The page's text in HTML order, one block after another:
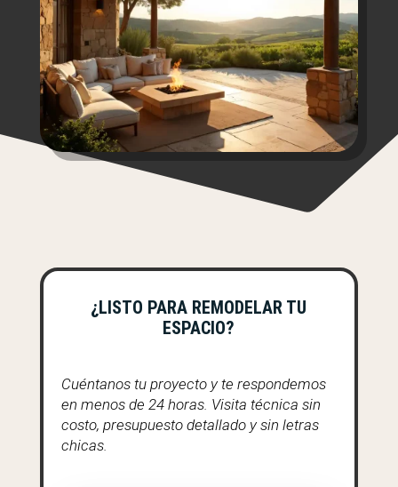
¿LISTO PARA REMODELAR TU
ESPACIO?
Cuéntanos tu proyecto y te respondemos
en menos de 24 horas. Visita técnica sin
costo, presupuesto detallado y sin letras
chicas.